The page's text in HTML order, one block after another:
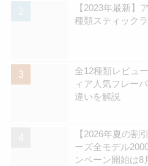
【2023年最新】
種類スティック
全12種類レビュ
ィア人気フレー
違いを解説
【2026年夏の割
ーズ全モデル
ンペーン開始は8